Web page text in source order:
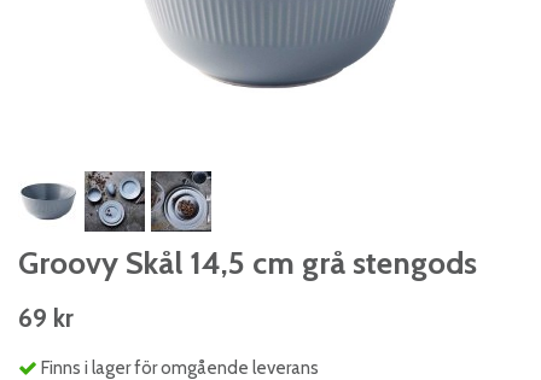
Groovy Skål 14,5 cm grå stengods
69 kr
Finns i lager för omgående leverans